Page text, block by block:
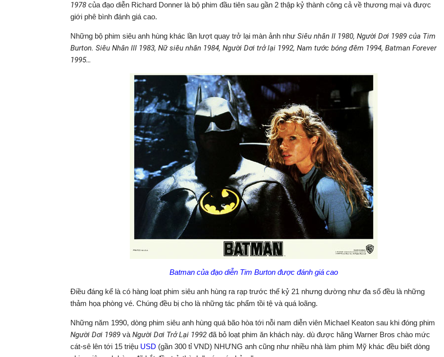
1978 của đạo diễn Richard Donner là bộ phim đầu tiên sau gần 2 thập kỷ thành công cả về thương mại và được
giới phê bình đánh giá cao.
Những bộ phim siêu anh hùng khác lần lượt quay trở lại màn ảnh như Siêu nhân II 1980, Người Dơi 1989 của Tim
Burton. Siêu Nhân III 1983, Nữ siêu nhân 1984, Người Dơi trở lại 1992, Nam tước bóng đêm 1994, Batman Forever
1995…
Batman của đạo diễn Tim Burton được đánh giá cao
Điều đáng kể là có hàng loạt phim siêu anh hùng ra rạp trước thế kỷ 21 nhưng dường như đa số đều là những
thảm họa phòng vé. Chúng đều bị cho là những tác phẩm tồi tệ và quá loãng.
Những năm 1990, dòng phim siêu anh hùng quá bão hòa tới nỗi nam diễn viên Michael Keaton sau khi đóng phim
Người Dơi 1989 và Người Dơi Trở Lại 1992 đã bỏ loạt phim ăn khách này. dù được hãng Warner Bros chào mức
cát-sê lên tới 15 triệu USD (gần 300 tỉ VND) NHƯNG anh cũng như nhiều nhà làm phim Mỹ khác đều biết dòng